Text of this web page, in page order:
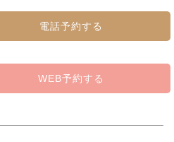
電話予約する
WEB予約する